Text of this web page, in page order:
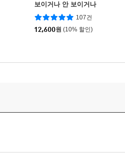
보이거나 안 보이거나
107건
12,600원 (10% 할인)